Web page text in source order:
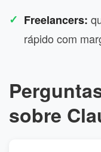
Freelancers:
rápido com
sobre